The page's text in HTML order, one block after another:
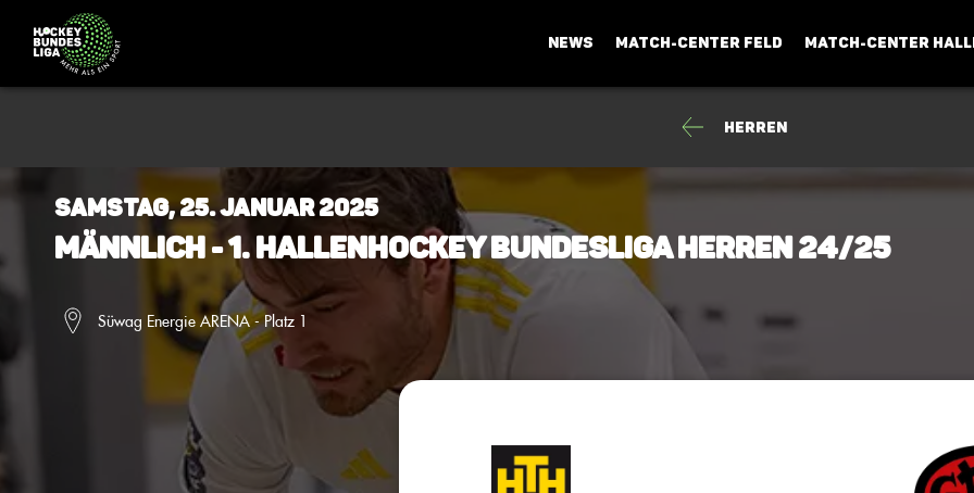
NEWS MATCH-CENTER FELD MATCH-CENTER
Herren
Samstag, 25. Januar 2025
Männlich - 1. Hallenhockey Bundesliga Herren 24/25
Süwag Energie ARENA - Platz 1